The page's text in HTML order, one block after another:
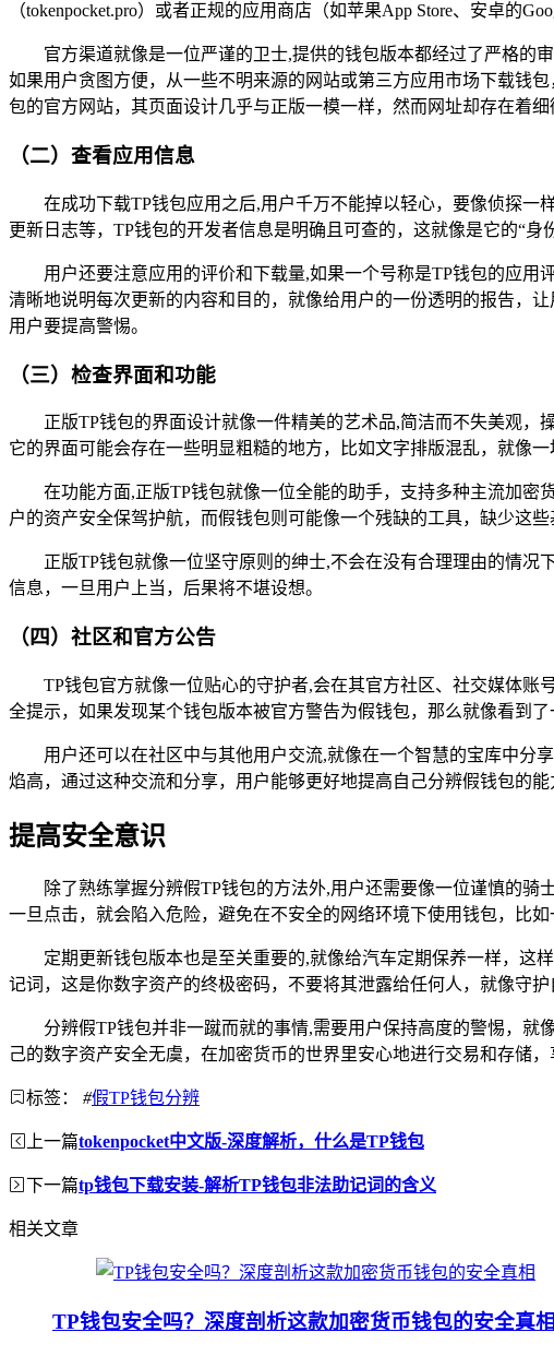
（tokenpocket.pro）或者正规的应用商店（如苹果App Store、安卓的
官方渠道就像是一位严谨的卫士,提供的钱包版本都经过了严格的
如果用户贪图方便，从一些不明来源的网站或第三方应用市场下载钱
包的官方网站，其页面设计几乎与正版一模一样，然而网址却存在着
（二）查看应用信息
在成功下载TP钱包应用之后,用户千万不能掉以轻心，要像侦探一
更新日志等，TP钱包的开发者信息是明确且可查的，这就像是它的“身
用户还要注意应用的评价和下载量,如果一个号称是TP钱包的应
清晰地说明每次更新的内容和目的，就像给用户的一份透明的报告，
用户要提高警惕。
（三）检查界面和功能
正版TP钱包的界面设计就像一件精美的艺术品,简洁而不失美观，
它的界面可能会存在一些明显粗糙的地方，比如文字排版混乱，就像
在功能方面,正版TP钱包就像一位全能的助手，支持多种主流加
户的资产安全保驾护航，而假钱包则可能像一个残缺的工具，缺少这
正版TP钱包就像一位坚守原则的绅士,不会在没有合理理由的情
信息，一旦用户上当，后果将不堪设想。
（四）社区和官方公告
TP钱包官方就像一位贴心的守护者,会在其官方社区、社交媒体
全提示，如果发现某个钱包版本被官方警告为假钱包，那么就像看到了
用户还可以在社区中与其他用户交流,就像在一个智慧的宝库中分
焰高，通过这种交流和分享，用户能够更好地提高自己分辨假钱包的能
提高安全意识
除了熟练掌握分辨假TP钱包的方法外,用户还需要像一位谨慎的
一旦点击，就会陷入危险，避免在不安全的网络环境下使用钱包，比
定期更新钱包版本也是至关重要的,就像给汽车定期保养一样，这
记词，这是你数字资产的终极密码，不要将其泄露给任何人，就像守护
分辨假TP钱包并非一蹴而就的事情,需要用户保持高度的警惕，
己的数字资产安全无虞，在加密货币的世界里安心地进行交易和存储，
标签： #假TP钱包分辨
上一篇tokenpocket中文版-深度解析，什么是TP钱包
下一篇tp钱包下载安装-解析TP钱包非法助记词的含义
相关文章
TP钱包安全吗？深度剖析这款加密货币钱包的安全真相